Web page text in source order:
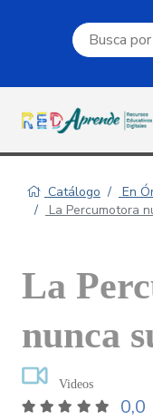
Campo de
Catálogo
En
La Percumotora
La
nunca
Videos
0,0